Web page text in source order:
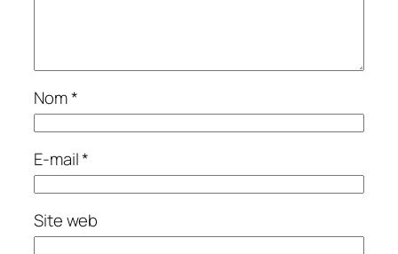
Nom*
E-mail*
Site web